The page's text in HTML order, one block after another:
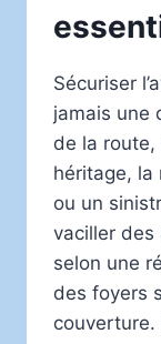
Sécuriser
jamais une
de la route,
héritage, la
ou un
vaciller des
selon une
des foyers